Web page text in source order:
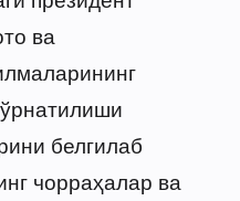
ва
белгилаб
чорраҳалар ва